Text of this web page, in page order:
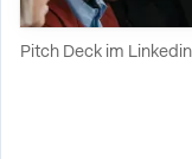
Pitch Deck im